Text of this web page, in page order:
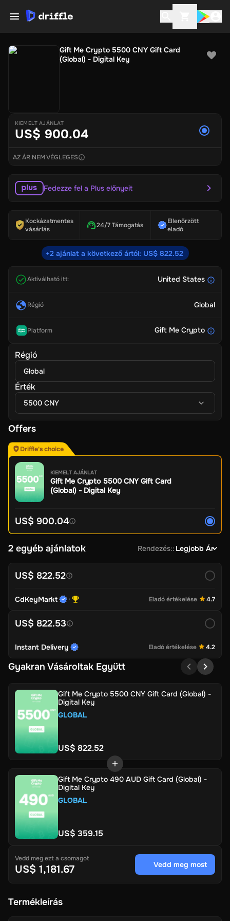
Gift Me Crypto 5500 CNY Gift Card
(Global) - Digital Key
KIEMELT AJÁNLAT
US$ 900.04
AZ ÁR NEM VÉGLEGES
Fedezze fel a Plus előnyeit
Kockázatmentes
vásárlás
24/7 Támogatás
Ellenőrzött
eladó
+2 ajánlat a következő ártól: US$ 822.52
Aktiválható itt: United States
Régió Global
Platform Gift Me Crypto
Régió
Global
Érték
5500 CNY
Offers
Driffle's choice
KIEMELT AJÁNLAT
Gift Me Crypto 5500 CNY Gift Card
(Global) - Digital Key
US$ 900.04
2 egyéb ajánlatok Rendezés:: Legjobb Ár
US$ 822.52
CdKeyMarkt Eladó értékelése 4.7
US$ 822.53
Instant Delivery Eladó értékelése 4.2
Gyakran Vásároltak Együtt
Gift Me Crypto 5500 CNY Gift Card (Global) -
Digital Key
GLOBAL
US$ 822.52
Gift Me Crypto 490 AUD Gift Card (Global) -
Digital Key
GLOBAL
US$ 359.15
Vedd meg ezt a csomagot
US$ 1,181.67 Vedd meg most
Termékleírás